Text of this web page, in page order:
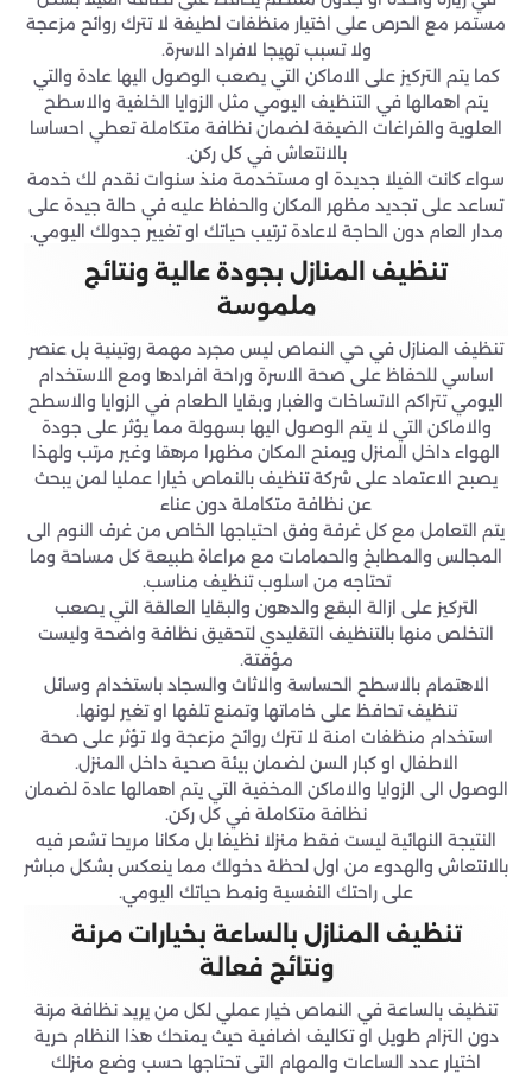
مستمر مع الحرص على اختيار منظفات لطيفة لا تترك روائح مزعجة
ولا تسبب تهيجا لافراد الاسرة.
كما يتم التركيز على الاماكن التي يصعب الوصول اليها عادة والتي
يتم اهمالها في التنظيف اليومي مثل الزوايا الخلفية والاسطح
العلوية والفراغات الضيقة لضمان نظافة متكاملة تعطي احساسا
بالانتعاش في كل ركن.
سواء كانت الفيلا جديدة او مستخدمة منذ سنوات نقدم لك خدمة
تساعد على تجديد مظهر المكان والحفاظ عليه في حالة جيدة على
مدار العام دون الحاجة لاعادة ترتيب حياتك او تغيير جدولك اليومي.
تنظيف المنازل بجودة عالية ونتائج
ملموسة
تنظيف المنازل في حي النماص ليس مجرد مهمة روتينية بل عنصر
اساسي للحفاظ على صحة الاسرة وراحة افرادها ومع الاستخدام
اليومي تتراكم الاتساخات والغبار وبقايا الطعام في الزوايا والاسطح
والاماكن التي لا يتم الوصول اليها بسهولة مما يؤثر على جودة
الهواء داخل المنزل ويمنح المكان مظهرا مرهقا وغير مرتب ولهذا
يصبح الاعتماد على شركة تنظيف بالنماص خيارا عمليا لمن يبحث
عن نظافة متكاملة دون عناء
يتم التعامل مع كل غرفة وفق احتياجها الخاص من غرف النوم الى
المجالس والمطابخ والحمامات مع مراعاة طبيعة كل مساحة وما
تحتاجه من اسلوب تنظيف مناسب.
التركيز على ازالة البقع والدهون والبقايا العالقة التي يصعب
التخلص منها بالتنظيف التقليدي لتحقيق نظافة واضحة وليست
مؤقتة.
الاهتمام بالاسطح الحساسة والاثاث والسجاد باستخدام وسائل
تنظيف تحافظ على خاماتها وتمنع تلفها او تغير لونها.
استخدام منظفات امنة لا تترك روائح مزعجة ولا تؤثر على صحة
الاطفال او كبار السن لضمان بيئة صحية داخل المنزل.
الوصول الى الزوايا والاماكن المخفية التي يتم اهمالها عادة لضمان
نظافة متكاملة في كل ركن.
النتيجة النهائية ليست فقط منزلا نظيفا بل مكانا مريحا تشعر فيه
بالانتعاش والهدوء من اول لحظة دخولك مما ينعكس بشكل مباشر
على راحتك النفسية ونمط حياتك اليومي.
تنظيف المنازل بالساعة بخيارات مرنة
ونتائج فعالة
تنظيف بالساعة في النماص خيار عملي لكل من يريد نظافة مرنة
دون التزام طويل او تكاليف اضافية حيث يمنحك هذا النظام حرية
اختيار عدد الساعات والمهام التي تحتاجها حسب وضع منزلك